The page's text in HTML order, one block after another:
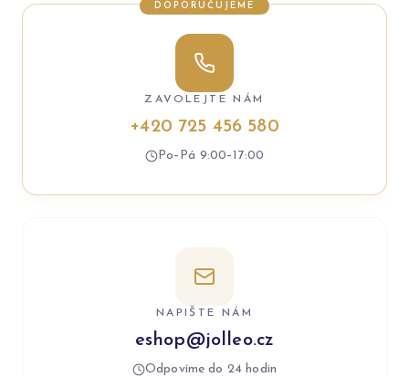
DOPORUČUJEME
ZAVOLEJTE NÁM
+420 725 456 580
Po–Pá 9:00–17:00
NAPIŠTE NÁM
eshop@jolleo.cz
Odpovíme do 24 hodin